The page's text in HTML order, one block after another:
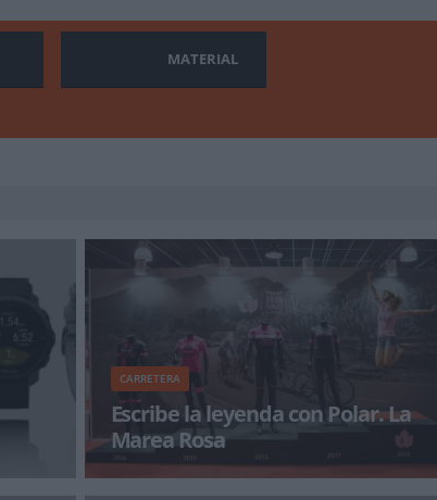
MATERIAL
en
CARRETERA
Escribe la leyenda con Polar. La
Marea Rosa
Mucho más que una marcha de carretera, La